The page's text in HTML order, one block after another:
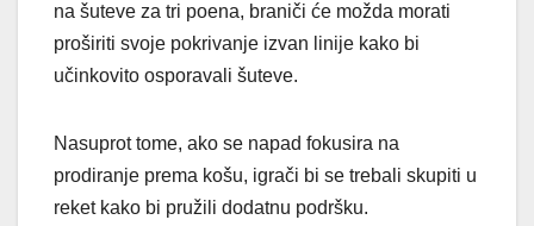
na šuteve za tri poena, braniči će možda morati
proširiti svoje pokrivanje izvan linije kako bi
učinkovito osporavali šuteve.
Nasuprot tome, ako se napad fokusira na
prodiranje prema košu, igrači bi se trebali skupiti u
reket kako bi pružili dodatnu podršku.